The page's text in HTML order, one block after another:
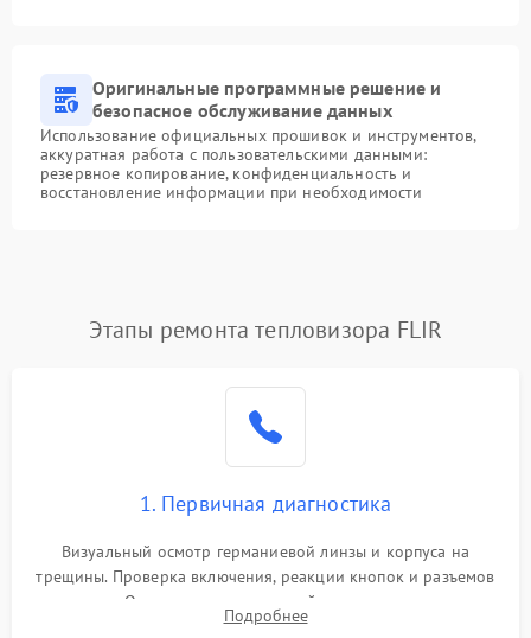
Оригинальные программные решение и
безопасное обслуживание данных
Использование официальных прошивок и инструментов,
аккуратная работа с пользовательскими данными:
резервное копирование, конфиденциальность и
восстановление информации при необходимости
Этапы ремонта тепловизора FLIR
1. Первичная диагностика
Визуальный осмотр германиевой линзы и корпуса на
трещины. Проверка включения, реакции кнопок и разъемов
зарядки. Оценка вывода тепловой сигнатуры на экран,
проверка базовых функций и считывание системных
Подробнее